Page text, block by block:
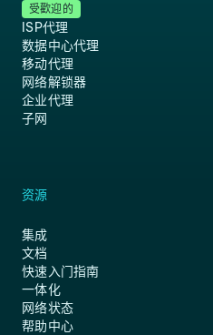
受歡迎的
ISP代理
数据中心代理
移动代理
网络解锁器
企业代理
子网
资源
集成
文档
快速入门指南
一体化
网络状态
帮助中心